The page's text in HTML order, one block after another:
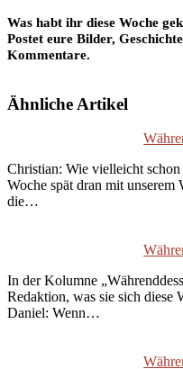
Was habt ihr diese Woche
Postet eure Bilder,
Kommentare.
Ähnliche Artikel
Christian: Wie vielleicht
Woche spät dran mit unserem
die…
In der Kolumne
Redaktion, was sie sich diese
Daniel: Wenn…